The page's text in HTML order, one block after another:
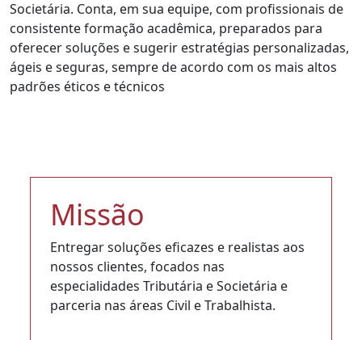
Societária. Conta, em sua equipe, com profissionais de
consistente formação acadêmica, preparados para
oferecer soluções e sugerir estratégias personalizadas,
ágeis e seguras, sempre de acordo com os mais altos
padrões éticos e técnicos
Missão
Entregar soluções eficazes e realistas aos
nossos clientes, focados nas
especialidades Tributária e Societária e
parceria nas áreas Civil e Trabalhista.